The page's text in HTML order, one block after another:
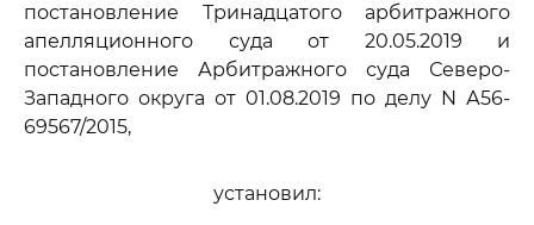
постановление Тринадцатого арбитражного
апелляционного суда от 20.05.2019 и
постановление Арбитражного суда Северо-
Западного округа от 01.08.2019 по делу N А56-
69567/2015,
установил: